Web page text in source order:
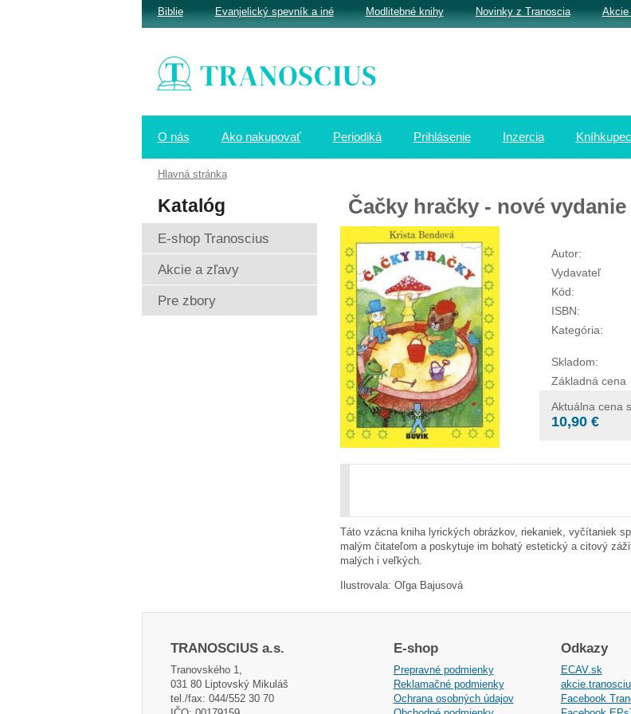
O nás Ako nakupovať Periodiká Prihlásenie Inzercia
Čačky hračky - nové vydanie
Autor:
Vydavateľ
Kód:
ISBN:
Kategória:
Skladom:
Základná cena
Aktuálna cena
10,90 €
Táto vzácna kniha lyrických obrázkov, riekaniek, vyčítaniek
malým čitateľom a poskytuje im bohatý estetický a citový
malých i veľkých.
Ilustrovala: Oľga Bajusová
Katalóg
E-shop Tranoscius
Akcie a zľavy
Pre zbory
TRANOSCIUS a.s.
Tranovského 1,
031 80 Liptovský Mikuláš
tel./fax: 044/552 30 70
E-shop
Prepravné podmienky
Reklamačné podmienky
Ochrana osobných údajov
Odkazy
ECAV.sk
Facebook
Biblie Evanjelický spevník a iné Modlitebné knihy Novinky z Tranoscia
Hlavná stránka